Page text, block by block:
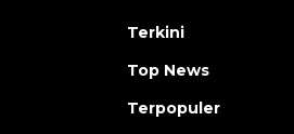
Terkini
Top News
Terpopuler